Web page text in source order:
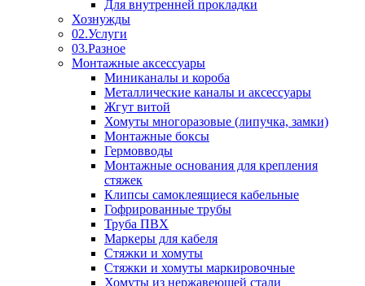
Для внутренней прокладки
Хознужды
02.Услуги
03.Разное
Монтажные аксессуары
Миниканалы и короба
Металлические каналы и аксессуары
Жгут витой
Хомуты многоразовые (липучка, замки)
Монтажные боксы
Гермовводы
Монтажные основания для крепления
стяжек
Клипсы самоклеящиеся кабельные
Гофрированные трубы
Труба ПВХ
Маркеры для кабеля
Стяжки и хомуты
Стяжки и хомуты маркировочные
Хомуты из нержавеющей стали